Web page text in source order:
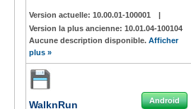
Version actuelle: 10.00.01-100001
|
Version la plus ancienne: 10.01.04-100104
Aucune description disponible. Afficher
plus »
WalknRun Android